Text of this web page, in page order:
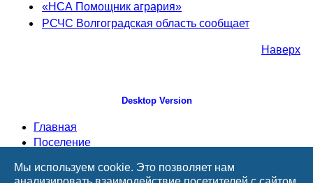
«НСА Помощник агрария»
РСЧС Волгоградская область сообщает
Наверх
Desktop Version
Главная
Поселение
Дума
Мы используем cookie. Это позволяет нам